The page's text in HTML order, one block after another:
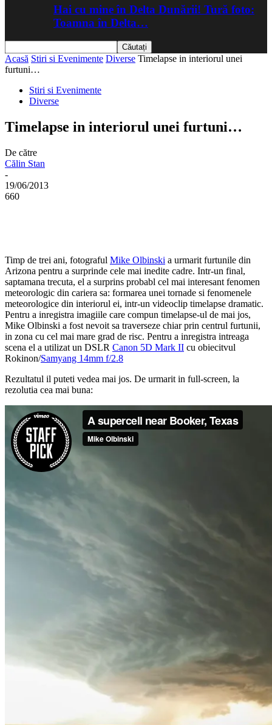
Hai cu mine în Delta Dunării! Tură foto:
Toamna în Delta…
Acasă Stiri si Evenimente Diverse Timelapse in interiorul unei
furtuni…
Stiri si Evenimente
Diverse
Timelapse in interiorul unei furtuni…
De către
Călin Stan
-
19/06/2013
660
Timp de trei ani, fotograful Mike Olbinski a urmarit furtunile din
Arizona pentru a surprinde cele mai inedite cadre. Intr-un final,
saptamana trecuta, el a surprins probabl cel mai interesant fenomen
meteorologic din cariera sa: formarea unei tornade si fenomenele
meteorologice din interiorul ei, intr-un videoclip timelapse dramatic.
Pentru a inregistra imagiile care compun timelapse-ul de mai jos,
Mike Olbinski a fost nevoit sa traverseze chiar prin centrul furtunii,
in zona cu cel mai mare grad de risc. Pentru a inregistra intreaga
scena el a utilizat un DSLR Canon 5D Mark II cu obiecitvul
Rokinon/Samyang 14mm f/2.8
Rezultatul il puteti vedea mai jos. De urmarit in full-screen, la
rezolutia cea mai buna: